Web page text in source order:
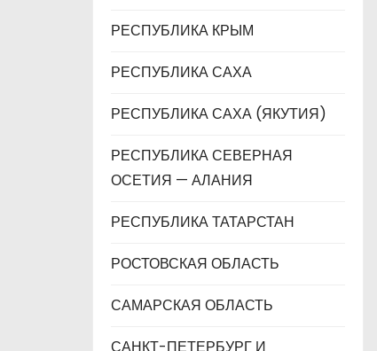
РЕСПУБЛИКА КРЫМ
РЕСПУБЛИКА САХА
РЕСПУБЛИКА САХА (ЯКУТИЯ)
РЕСПУБЛИКА СЕВЕРНАЯ
ОСЕТИЯ — АЛАНИЯ
РЕСПУБЛИКА ТАТАРСТАН
РОСТОВСКАЯ ОБЛАСТЬ
САМАРСКАЯ ОБЛАСТЬ